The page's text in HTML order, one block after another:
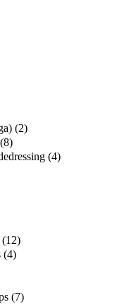
(2)
(8)
(4)
(12)
(4)
(7)